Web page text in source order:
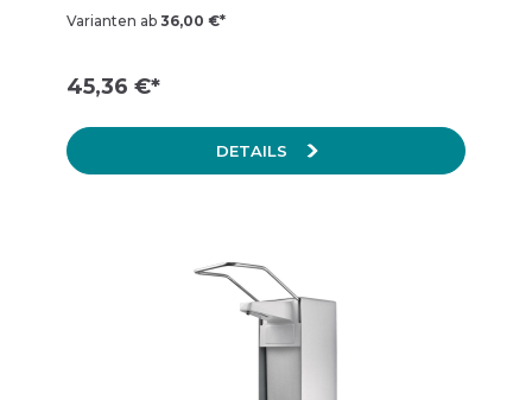
Varianten ab 36,00 €*
45,36 €*
DETAILS